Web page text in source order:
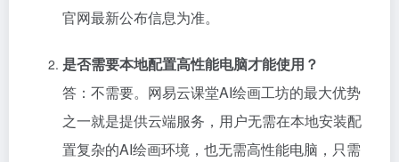
官网最新公布信息为准。
是否需要本地配置高性能电脑才能使用？
答：不需要。网易云课堂AI绘画工坊的最大优势
之一就是提供云端服务，用户无需在本地安装配
置复杂的AI绘画环境，也无需高性能电脑，只需